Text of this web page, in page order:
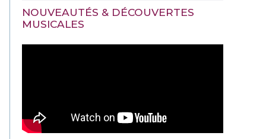
NOUVEAUTÉS & DÉCOUVERTES
MUSICALES